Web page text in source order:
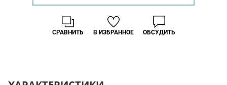
В ИЗБРАННОЕ
СРАВНИТЬ ОБСУДИТЬ